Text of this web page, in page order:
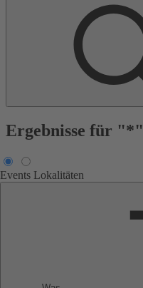
Ergebnisse für "*"
Events Lokalitäten